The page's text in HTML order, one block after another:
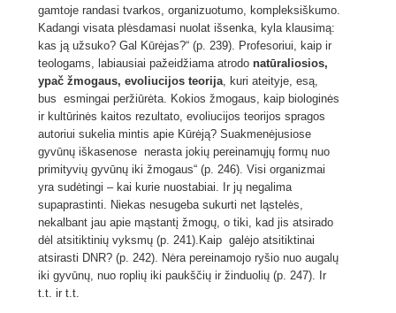
gamtoje randasi tvarkos, organizuotumo, kompleksiškumo.
Kadangi visata plėsdamasi nuolat išsenka, kyla klausimą:
kas ją užsuko? Gal Kūrėjas?“ (p. 239). Profesoriui, kaip ir
teologams, labiausiai pažeidžiama atrodo natūraliosios,
ypač žmogaus, evoliucijos teorija, kuri ateityje, esą,
bus esmingai peržiūrėta. Kokios žmogaus, kaip biologinės
ir kultūrinės kaitos rezultato, evoliucijos teorijos spragos
autoriui sukelia mintis apie Kūrėją? Suakmenėjusiose
gyvūnų iškasenose nerasta jokių pereinamųjų formų nuo
primityvių gyvūnų iki žmogaus“ (p. 246). Visi organizmai
yra sudėtingi – kai kurie nuostabiai. Ir jų negalima
supaprastinti. Niekas nesugeba sukurti net ląstelės,
nekalbant jau apie mąstantį žmogų, o tiki, kad jis atsirado
dėl atsitiktinių vyksmų (p. 241).Kaip galėjo atsitiktinai
atsirasti DNR? (p. 242). Nėra pereinamojo ryšio nuo augalų
iki gyvūnų, nuo roplių iki paukščių ir žinduolių (p. 247). Ir
t.t. ir t.t.